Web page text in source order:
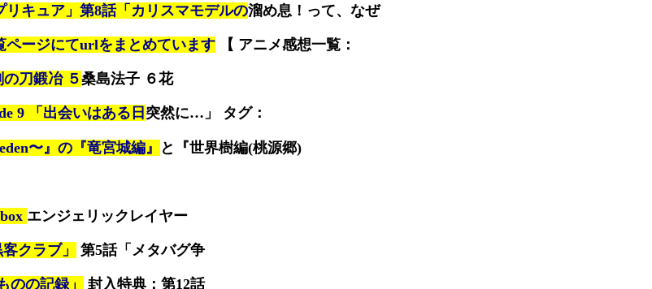
リキュア」第8話「カリスマモデルの溜め息！って、なぜ
ページにてurlをまとめています 【 アニメ感想一覧：
刀鍛冶 ５桑島法子 ６花
9 「出会いはある日 突然に…」 タグ：
〜』の『竜宮城編』 と『世界樹編(桃源郷)
エンジェリックレイヤー
クラブ」 第5話「メタバグ争
のの記録」 封入特典：第12話